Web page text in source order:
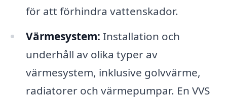
för att förhindra vattenskador.
Värmesystem: Installation och
underhåll av olika typer av
värmesystem, inklusive golvvärme,
radiatorer och värmepumpar. En VVS